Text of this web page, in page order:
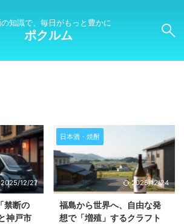
知識で、毎日がもっと豊かに
ポクルム
2025/12/27
禁断の
神戸市
日本酒・焼酎
2025/12/24
福島から世界へ、自由な発
想で「増殖」するクラフト